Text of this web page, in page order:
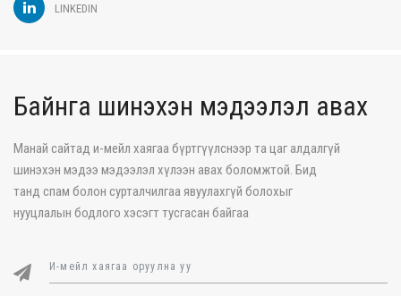
LINKEDIN
Байнга шинэхэн мэдээлэл авах
Манай сайтад и-мейл хаягаа бүртгүүлснээр та цаг алдалгүй
шинэхэн мэдээ мэдээлэл хүлээн авах боломжтой. Бид
танд спам болон сурталчилгаа явуулахгүй болохыг
нууцлалын бодлого хэсэгт тусгасан байгаа